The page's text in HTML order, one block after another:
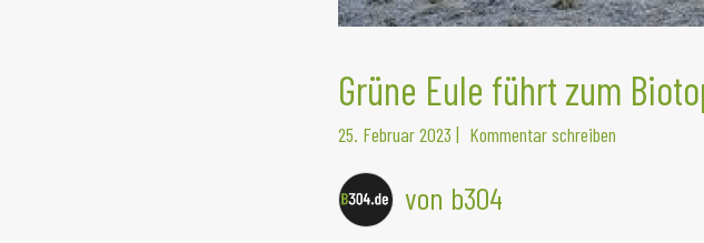
Grüne Eule führt zum
25. Februar 2023 | Kommentar schreiben
von b304